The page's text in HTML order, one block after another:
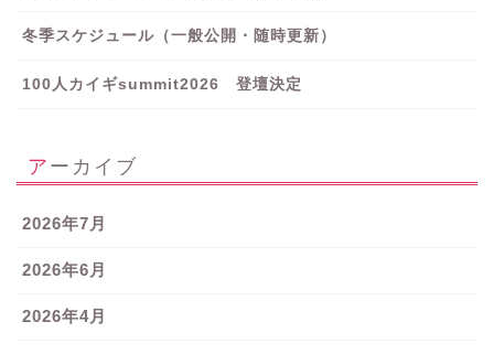
冬季スケジュール（一般公開・随時更新）
100人カイギsummit2026 登壇決定
アーカイブ
2026年7月
2026年6月
2026年4月